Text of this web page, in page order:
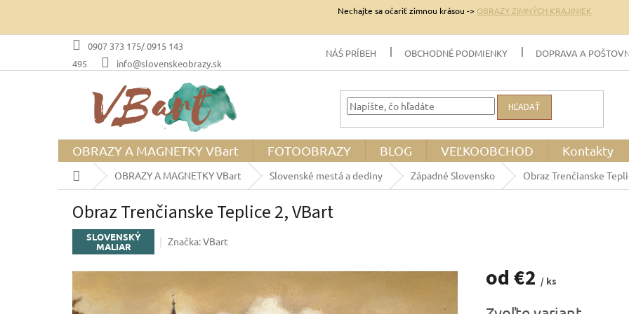
obsah
Nechajte sa očariť zimnou krásou -> OBRAZY ZIMNÝCH KRAJINIEK
0907 373 175/ 0915 143
495
info@slovenskeobrazy.sk
NÁŠ PRÍBEH OBCHODNÉ PODMIENKY DOPRAVA A
HĽADAŤ
OBRAZY A MAGNETKY VBart FOTOOBRAZY BLOG VEĽKOOBCHOD Kontakty
DomovOBRAZY A MAGNETKY VBart Slovenské mestá a dediny Západné Slovensko Obraz Trenčianske
Obraz Trenčianske Teplice 2, VBart
SLOVENSKÝ
MALIAR
Značka:VBart
od€2 / ks